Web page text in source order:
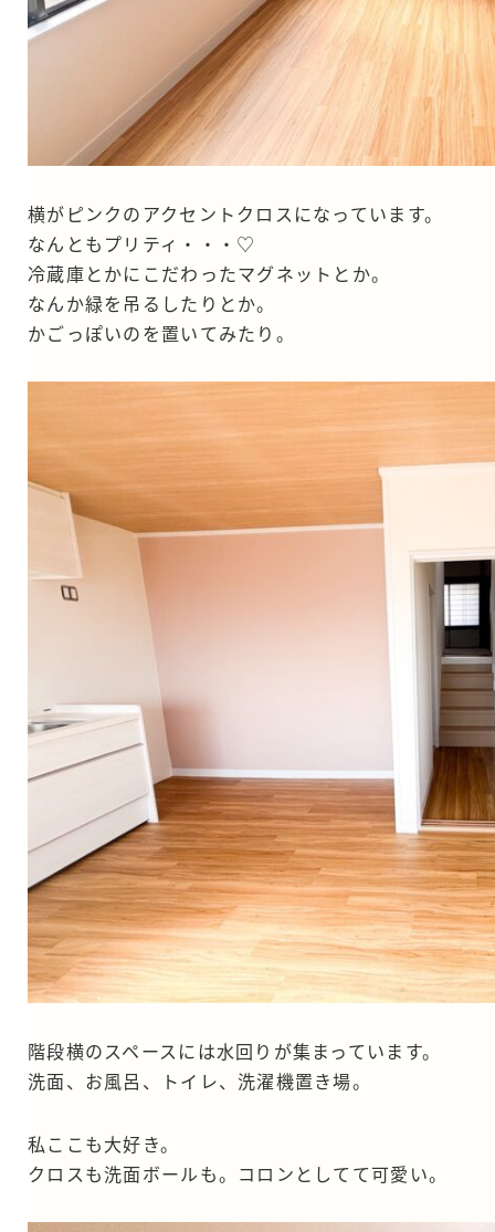
横がピンクのアクセントクロスになっています。
なんともプリティ・・・♡
冷蔵庫とかにこだわったマグネットとか。
なんか緑を吊るしたりとか。
かごっぽいのを置いてみたり。
階段横のスペースには水回りが集まっています。
洗面、お風呂、トイレ、洗濯機置き場。
私ここも大好き。
クロスも洗面ボールも。コロンとしてて可愛い。